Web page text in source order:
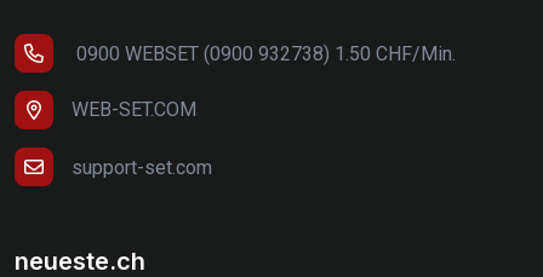
0900 WEBSET (0900 932738) 1.50 CHF/Min.
WEB-SET.COM
support-set.com
neueste.ch